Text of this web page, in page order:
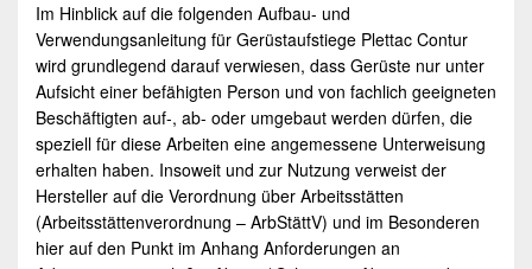
Im Hinblick auf die folgenden Aufbau- und
Verwendungsanleitung für Gerüstaufstiege Plettac Contur
wird grundlegend darauf verwiesen, dass Gerüste nur unter
Aufsicht einer befähigten Person und von fachlich geeigneten
Beschäftigten auf-, ab- oder umgebaut werden dürfen, die
speziell für diese Arbeiten eine angemessene Unterweisung
erhalten haben. Insoweit und zur Nutzung verweist der
Hersteller auf die Verordnung über Arbeitsstätten
(Arbeitsstättenverordnung – ArbStättV) und im Besonderen
hier auf den Punkt im Anhang Anforderungen an